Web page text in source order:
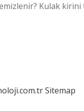
Kulak
Sitemap